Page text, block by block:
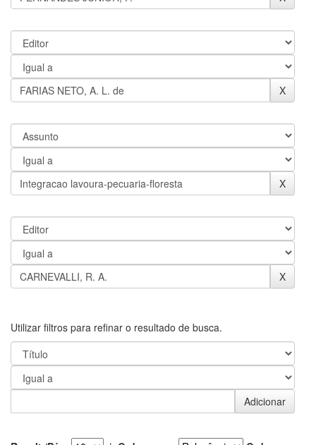
Utilizar filtros para refinar o resultado de busca.